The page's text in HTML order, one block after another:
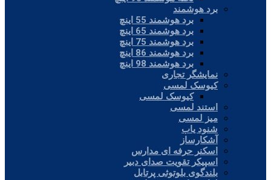
برد هوشمند
برد هوشمند 55 اینچ
برد هوشمند 65 اینچ
برد هوشمند 75 اینچ
برد هوشمند 86 اینچ
برد هوشمند 98 اینچ
نمایشگر تجاری
کیوسک لمسی
کیوسک لمسی
استند لمسی
میز لمسی
شنود یاب
آشکارساز
اسکنر حرفه ای مدارس
اسپیکر تقویت صدای دبیر
بلندگوی بلوتوثی پرتابل